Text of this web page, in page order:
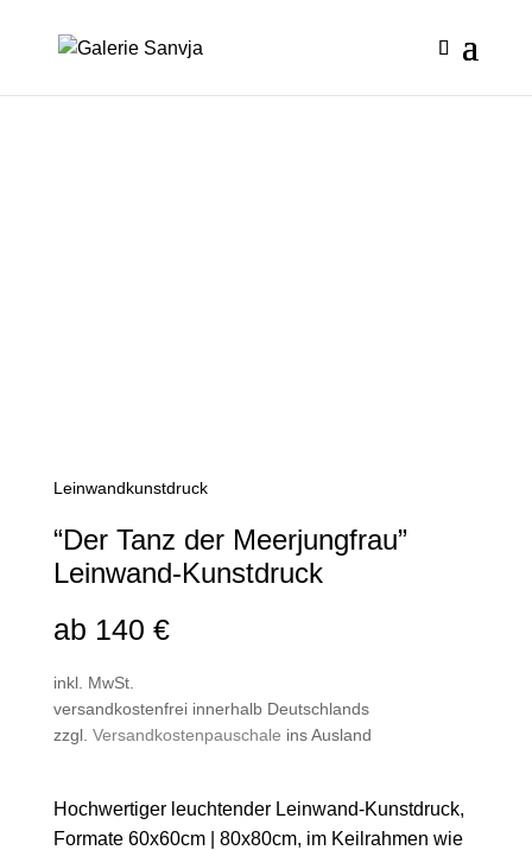
Leinwandkunstdruck
“Der Tanz der Meerjungfrau”
Leinwand-Kunstdruck
ab 140 €
inkl. MwSt.
versandkostenfrei innerhalb Deutschlands
zzgl. Versandkostenpauschale ins Ausland
Hochwertiger leuchtender Leinwand-Kunstdruck,
Formate 60x60cm | 80x80cm, im Keilrahmen wie